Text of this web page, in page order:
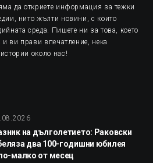
да откриете информация за тежки
нито жълти новини, с които
среда. Пишете ни за това, което
ви прави впечатление, нека
около нас!
на дълголетието: Раковски
два 100-годишни юбилея
малко от месец